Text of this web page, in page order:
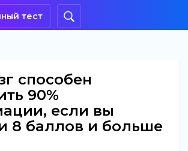
тест
способен
90%
если вы
8 баллов и больше